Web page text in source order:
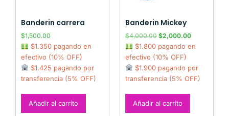
Banderin carrera
$1,500.00
$1.350 pagando en
efectivo (10% OFF)
$1.425 pagando por
transferencia (5% OFF)
Añadir al carrito
Banderin Mickey
$4,000.00 $2,000.00
$1.800 pagando en
efectivo (10% OFF)
$1.900 pagando por
transferencia (5% OFF)
Añadir al carrito